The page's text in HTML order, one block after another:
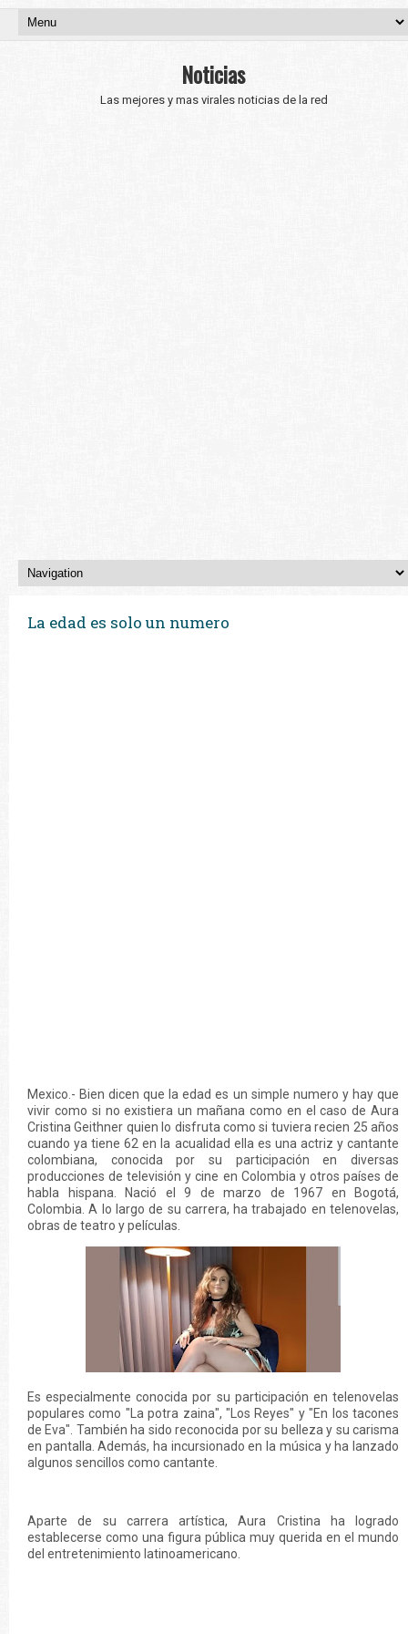
Noticias
Las mejores y mas virales noticias de la red
La edad es solo un numero
Mexico.- Bien dicen que la edad es un simple numero y hay que
vivir como si no existiera un mañana como en el caso de Aura
Cristina Geithner quien lo disfruta como si tuviera recien 25 años
cuando ya tiene 62 en la acualidad ella es una actriz y cantante
colombiana, conocida por su participación en diversas
producciones de televisión y cine en Colombia y otros países de
habla hispana. Nació el 9 de marzo de 1967 en Bogotá,
Colombia. A lo largo de su carrera, ha trabajado en telenovelas,
obras de teatro y películas.
Es especialmente conocida por su participación en telenovelas
populares como "La potra zaina", "Los Reyes" y "En los tacones
de Eva". También ha sido reconocida por su belleza y su carisma
en pantalla. Además, ha incursionado en la música y ha lanzado
algunos sencillos como cantante.
Aparte de su carrera artística, Aura Cristina ha logrado
establecerse como una figura pública muy querida en el mundo
del entretenimiento latinoamericano.